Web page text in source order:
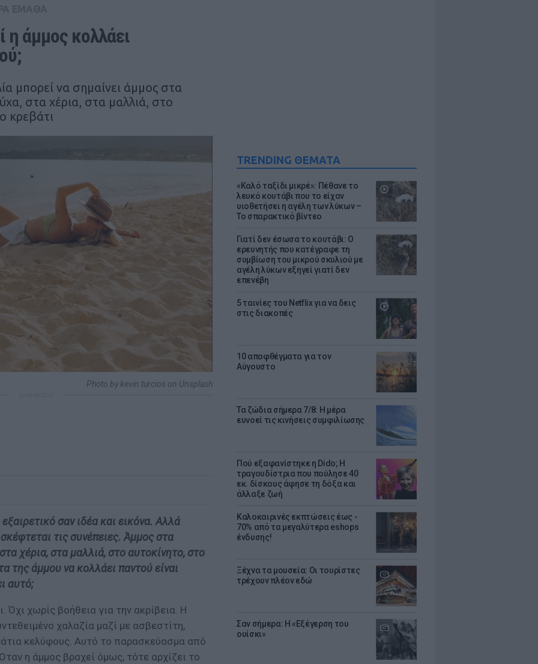
TRENDING ΘΕΜΑΤΑ
«Καλό ταξίδι μικρέ»: Πέθανε το
λευκό κουτάβι που το είχαν
υιοθετήσει η αγέλη των λύκων –
Το σπαρακτικό βίντεο
Γιατί δεν έσωσα το κουτάβι: Ο
ερευνητής που κατέγραφε τη
συμβίωση του μικρού σκυλιού με
αγέλη λύκων εξηγεί γιατί δεν
επενέβη
5 ταινίες του Netflix για να δεις
στις διακοπές
10 αποφθέγματα για τον
Αύγουστο
Τα ζώδια σήμερα 7/8: Η μέρα
ευνοεί τις κινήσεις συμφιλίωσης
Πού εξαφανίστηκε η Dido; Η
τραγουδίστρια που πούλησε 40
εκ. δίσκους άφησε τη δόξα και
άλλαξε ζωή
Καλοκαιρινές εκπτώσεις έως -
70% από τα μεγαλύτερα eshops
ένδυσης!
Ξέχνα τα μουσεία: Οι τουρίστες
τρέχουν πλέον εδώ
Σαν σήμερα: Η «Εξέγερση του
ουίσκι»
η άμμος κολλάει
μπορεί να σημαίνει άμμος στα
στα χέρια, στα μαλλιά, στο
κρεβάτι
Photo by kevin turcios on Unsplash
σαν ιδέα και εικόνα. Αλλά
τις συνέπειες. Άμμος στα
χέρια, στα μαλλιά, στο αυτοκίνητο, στο
της άμμου να κολλάει παντού είναι
αυτό;
Όχι χωρίς βοήθεια για την ακρίβεια. Η
χαλαζία μαζί με ασβεστίτη,
κελύφους. Αυτό το παρασκεύασμα από
η άμμος βραχεί όμως, τότε αρχίζει το